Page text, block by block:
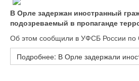
В Орле задержан иностранный
подозреваемый в пропаганде
Об этом сообщили в УФСБ России по
Подробнее: В Орле задержали